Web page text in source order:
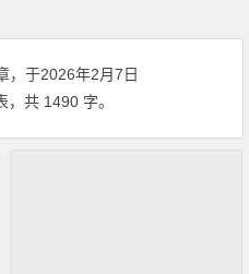
，于2026年2月7日
，共 1490 字。